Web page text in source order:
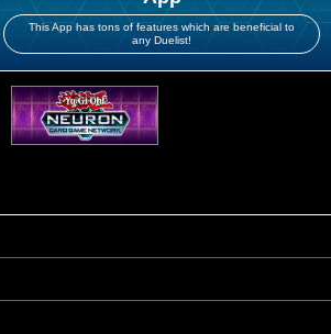
This App has tons of features which are beneficial to
any Duelist!